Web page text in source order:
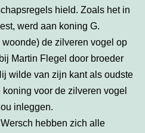
hield. Zoals het in
werd aan koning G.
de zilveren vogel op
Martin Flegel door broeder
wilde van zijn kant als oudste
voor de zilveren vogel
inleggen.
hebben zich alle